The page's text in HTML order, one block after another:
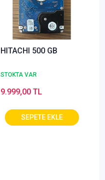
HITACHI 500 GB
STOKTA VAR
9.999,00 TL